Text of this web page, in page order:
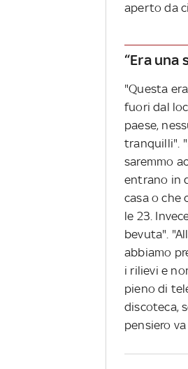
aperto da
“Era una
"Questa
fuori dal
paese,
tranquilli".
saremmo
entrano in
casa o che
le 23.
bevuta".
abbiamo
i rilievi e
pieno di
discoteca,
pensiero